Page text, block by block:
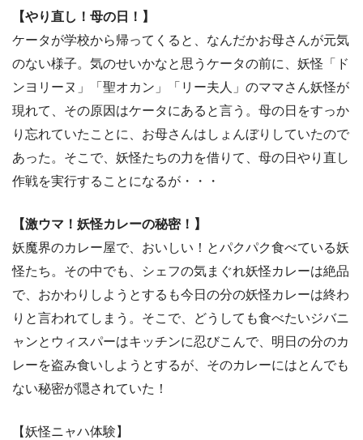
【やり直し！母の日！】
ケータが学校から帰ってくると、なんだかお母さんが元気
のない様子。気のせいかなと思うケータの前に、妖怪「ド
ンヨリーヌ」「聖オカン」「リー夫人」のママさん妖怪が
現れて、その原因はケータにあると言う。母の日をすっか
り忘れていたことに、お母さんはしょんぼりしていたので
あった。そこで、妖怪たちの力を借りて、母の日やり直し
作戦を実行することになるが・・・
【激ウマ！妖怪カレーの秘密！】
妖魔界のカレー屋で、おいしい！とパクパク食べている妖
怪たち。その中でも、シェフの気まぐれ妖怪カレーは絶品
で、おかわりしようとするも今日の分の妖怪カレーは終わ
りと言われてしまう。そこで、どうしても食べたいジバニ
ャンとウィスパーはキッチンに忍びこんで、明日の分のカ
レーを盗み食いしようとするが、そのカレーにはとんでも
ない秘密が隠されていた！
【妖怪ニャハ体験】